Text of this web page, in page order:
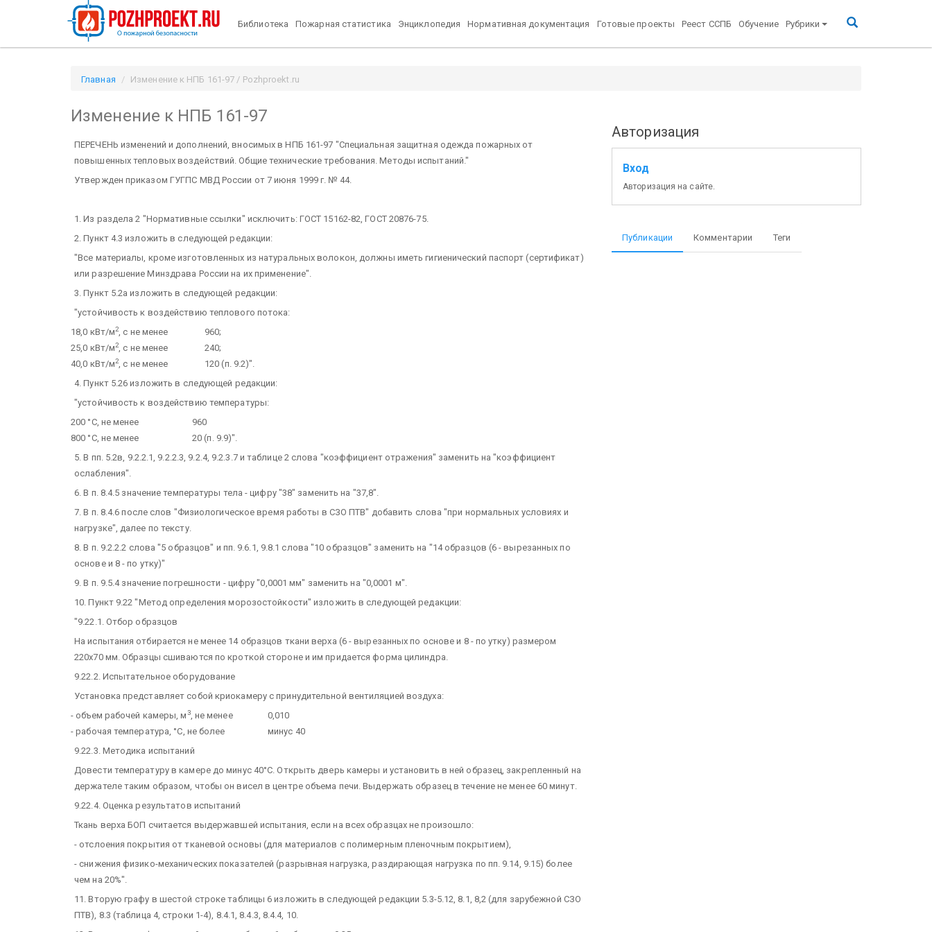
Библиотека Пожарная статистика Энциклопедия Нормативная документация Готовые проекты Реест ССПБ Обучение Рубрики
Главная Изменение к НПБ 161-97 / Pozhproekt.ru
Изменение к НПБ 161-97
ПЕРЕЧЕНЬ изменений и дополнений, вносимых в НПБ 161-97 "Специальная защитная одежда пожарных от
повышенных тепловых воздействий. Общие технические требования. Методы испытаний."
Утвержден приказом ГУГПС МВД России от 7 июня 1999 г. № 44.
1. Из раздела 2 "Нормативные ссылки" исключить: ГОСТ 15162-82, ГОСТ 20876-75.
2. Пункт 4.3 изложить в следующей редакции:
"Все материалы, кроме изготовленных из натуральных волокон, должны иметь гигиенический паспорт (сертификат)
или разрешение Минздрава России на их применение".
3. Пункт 5.2а изложить в следующей редакции:
"устойчивость к воздействию теплового потока:
18,0 кВт/м2, с не менее
960;
25,0 кВт/м2, с не менее
240;
40,0 кВт/м2, с не менее
120 (п. 9.2)".
4. Пункт 5.26 изложить в следующей редакции:
"устойчивость к воздействию температуры:
200 °С, не менее
960
800 °С, не менее
20 (п. 9.9)".
5. В пп. 5.2в, 9.2.2.1, 9.2.2.3, 9.2.4, 9.2.3.7 и таблице 2 слова "коэффициент отражения" заменить на "коэффициент
ослабления".
6. В п. 8.4.5 значение температуры тела - цифру "38" заменить на "37,8".
7. В п. 8.4.6 после слов "Физиологическое время работы в СЗО ПТВ" добавить слова "при нормальных условиях и
нагрузке", далее по тексту.
8. В п. 9.2.2.2 слова "5 образцов" и пп. 9.6.1, 9.8.1 слова "10 образцов" заменить на "14 образцов (6 - вырезанных по
основе и 8 - по утку)"
9. В п. 9.5.4 значение погрешности - цифру "0,0001 мм" заменить на "0,0001 м".
10. Пункт 9.22 "Метод определения морозостойкости" изложить в следующей редакции:
"9.22.1. Отбор образцов
На испытания отбирается не менее 14 образцов ткани верха (6 - вырезанных по основе и 8 - по утку) размером
220х70 мм. Образцы сшиваются по кроткой стороне и им придается форма цилиндра.
9.22.2. Испытательное оборудование
Установка представляет собой криокамеру с принудительной вентиляцией воздуха:
- объем рабочей камеры, м3, не менее
0,010
- рабочая температура, °С, не более
минус 40
9.22.3. Методика испытаний
Довести температуру в камере до минус 40°С. Открыть дверь камеры и установить в ней образец, закрепленный на
держателе таким образом, чтобы он висел в центре объема печи. Выдержать образец в течение не менее 60 минут.
9.22.4. Оценка результатов испытаний
Ткань верха БОП считается выдержавшей испытания, если на всех образцах не произошло:
- отслоения покрытия от тканевой основы (для материалов с полимерным пленочным покрытием),
- снижения физико-механических показателей (разрывная нагрузка, раздирающая нагрузка по пп. 9.14, 9.15) более
чем на 20%".
11. Вторую графу в шестой строке таблицы 6 изложить в следующей редакции 5.3-5.12, 8.1, 8,2 (для зарубежной СЗО
ПТВ), 8.3 (таблица 4, строки 1-4), 8.4.1, 8.4.3, 8.4.4, 10.
Авторизация
Вход
Авторизация на сайте.
Публикации Комментарии Теги